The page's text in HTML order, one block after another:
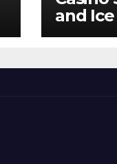
and